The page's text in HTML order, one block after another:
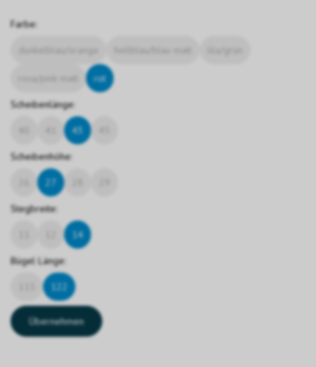
Farbe:
rot
Scheibenlänge:
43
Scheibenhöhe:
27
Stegbreite:
14
Bügel Länge:
122
Übernehmen